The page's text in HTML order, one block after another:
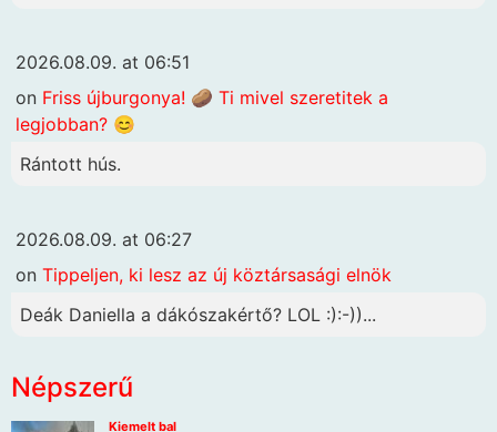
2026.08.09. at 06:51
on Friss újburgonya! 🥔 Ti mivel szeretitek a
legjobban? 😊
Rántott hús.
2026.08.09. at 06:27
on Tippeljen, ki lesz az új köztársasági elnök
Deák Daniella a dákószakértő? LOL :):-))...
Népszerű